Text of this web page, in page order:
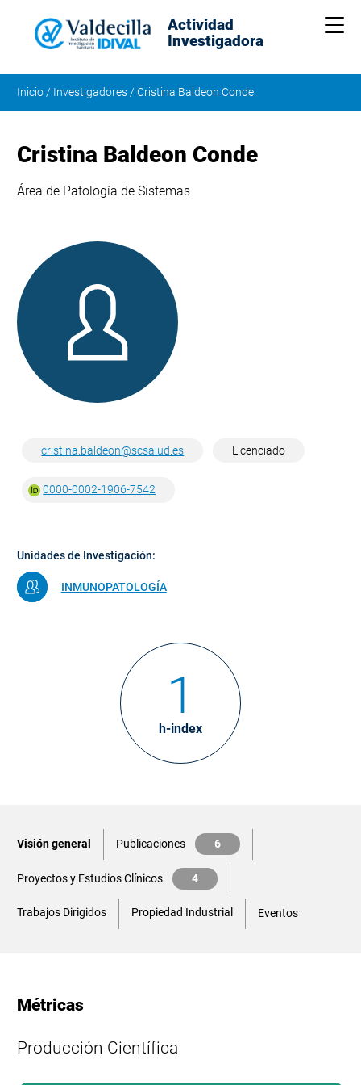
Actividad
Investigadora
Inicio / Investigadores / Cristina Baldeon Conde
Cristina Baldeon Conde
Área de Patología de Sistemas
cristina.baldeon@scsalud.es Licenciado
0000-0002-1906-7542
Unidades de Investigación:
INMUNOPATOLOGÍA
h-index
1
Visión general Publicaciones 6
Proyectos y Estudios Clínicos 4
Trabajos Dirigidos Propiedad Industrial Eventos
Métricas
Producción Científica
L